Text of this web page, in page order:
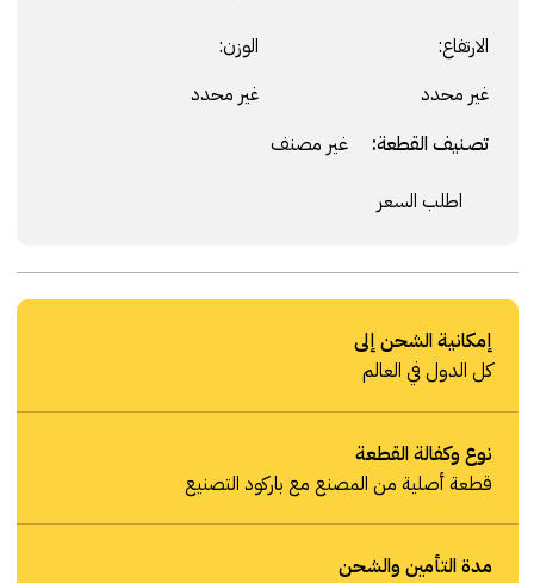
الارتفاع:
غير محدد
الوزن:
غير محدد
تصنيف القطعة: غير مصنف
اطلب السعر
إمكانية الشحن إلى
كل الدول في العالم
نوع وكفالة القطعة
قطعة أصلية من المصنع مع باركود التصنيع
مدة التأمين والشحن